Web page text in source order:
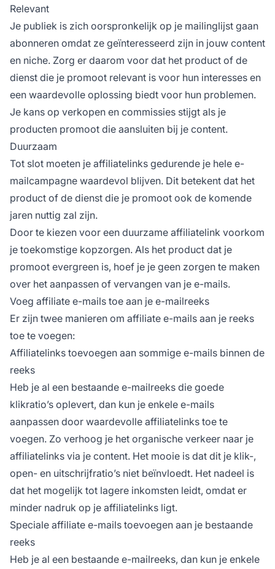
Relevant
Je publiek is zich oorspronkelijk op je mailinglijst gaan
abonneren omdat ze geïnteresseerd zijn in jouw content
en niche. Zorg er daarom voor dat het product of de
dienst die je promoot relevant is voor hun interesses en
een waardevolle oplossing biedt voor hun problemen.
Je kans op verkopen en commissies stijgt als je
producten promoot die aansluiten bij je content.
Duurzaam
Tot slot moeten je affiliatelinks gedurende je hele e-
mailcampagne waardevol blijven. Dit betekent dat het
product of de dienst die je promoot ook de komende
jaren nuttig zal zijn.
Door te kiezen voor een duurzame affiliatelink voorkom
je toekomstige kopzorgen. Als het product dat je
promoot evergreen is, hoef je je geen zorgen te maken
over het aanpassen of vervangen van je e-mails.
Voeg affiliate e-mails toe aan je e-mailreeks
Er zijn twee manieren om affiliate e-mails aan je reeks
toe te voegen:
Affiliatelinks toevoegen aan sommige e-mails binnen de
reeks
Heb je al een bestaande e-mailreeks die goede
klikratio’s oplevert, dan kun je enkele e-mails
aanpassen door waardevolle affiliatelinks toe te
voegen. Zo verhoog je het organische verkeer naar je
affiliatelinks via je content. Het mooie is dat dit je klik-,
open- en uitschrijfratio’s niet beïnvloedt. Het nadeel is
dat het mogelijk tot lagere inkomsten leidt, omdat er
minder nadruk op je affiliatelinks ligt.
Speciale affiliate e-mails toevoegen aan je bestaande
reeks
Heb je al een bestaande e-mailreeks, dan kun je enkele